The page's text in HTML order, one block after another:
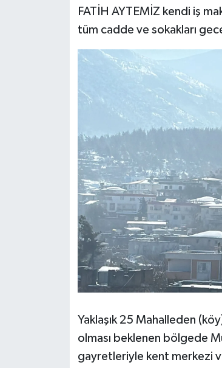
FATİH AYTEMİZ kendi iş
tüm cadde ve sokakları
Yaklaşık 25 Mahalleden
olması beklenen bölgede
gayretleriyle kent merkezi